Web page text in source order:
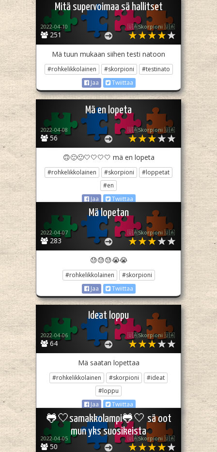
Mitä supervoimaa sä hallitset
251
2022-04-10 🇺🇦Skorpioni 🇺🇦
Mä tuun mukaan siihen testi natoon
#rohkelikkolainen #skorpioni
#testinato
Jaa
Twiittaa
Mä en lopeta
56
2022-04-08 🇺🇦Skorpioni 🇺🇦
🙃🙂🙂🤍🤍🤍🤍 mä en lopeta
#rohkelikkolainen #skorpioni
#loppetat
#en
Jaa
Twiittaa
Mä lopetan
283
2022-04-07 🇺🇦Skorpioni 🇺🇦
😓😓😓😭😭
#rohkelikkolainen
#skorpioni
Jaa
Twiittaa
Ideat loppu
64
2022-04-06 🇺🇦Skorpioni 🇺🇦
Mä saatan lopettaa
#rohkelikkolainen #skorpioni
#ideat
#loppu
Jaa
Twiittaa
🐸🤍samakkolampi🐸🤍 sä oot
mun yks suosikeista
50
2022-04-05 🇺🇦Skorpioni 🇺🇦